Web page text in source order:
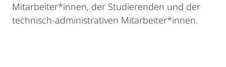
Mitarbeiter*innen, der Studierenden und der
technisch-administrativen Mitarbeiter*innen.